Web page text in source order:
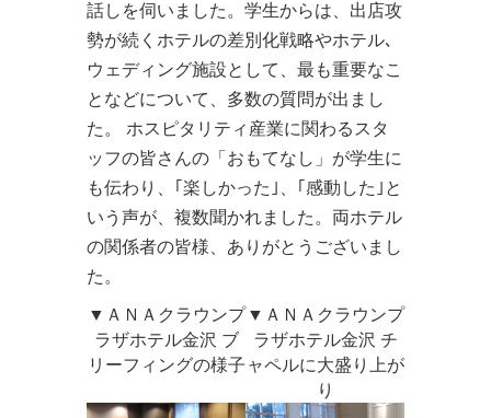
話しを伺いました。学生からは、出店攻
勢が続くホテルの差別化戦略やホテル､
ウェディング施設として、最も重要なこ
となどについて、多数の質問が出まし
た。 ホスピタリティ産業に関わるスタ
ッフの皆さんの「おもてなし」が学生に
も伝わり、｢楽しかった｣、｢感動した｣と
いう声が、複数聞かれました。両ホテル
の関係者の皆様、ありがとうございまし
た。
▼ＡＮＡクラウンプ
ラザホテル金沢 ブ
リーフィングの様子
▼ＡＮＡクラウンプ
ラザホテル金沢 チ
ャペルに大盛り上が
り